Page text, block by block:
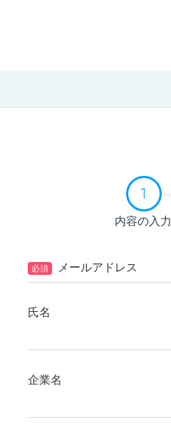
1
内容の入力
必須 メールアドレス
氏名
企業名